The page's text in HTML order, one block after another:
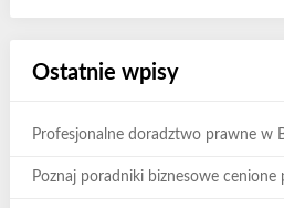
Ostatnie wpisy
Profesjonalne doradztwo prawne w
Poznaj poradniki biznesowe cenione